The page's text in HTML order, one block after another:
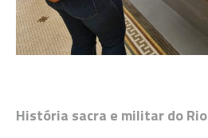
História sacra e militar do Rio